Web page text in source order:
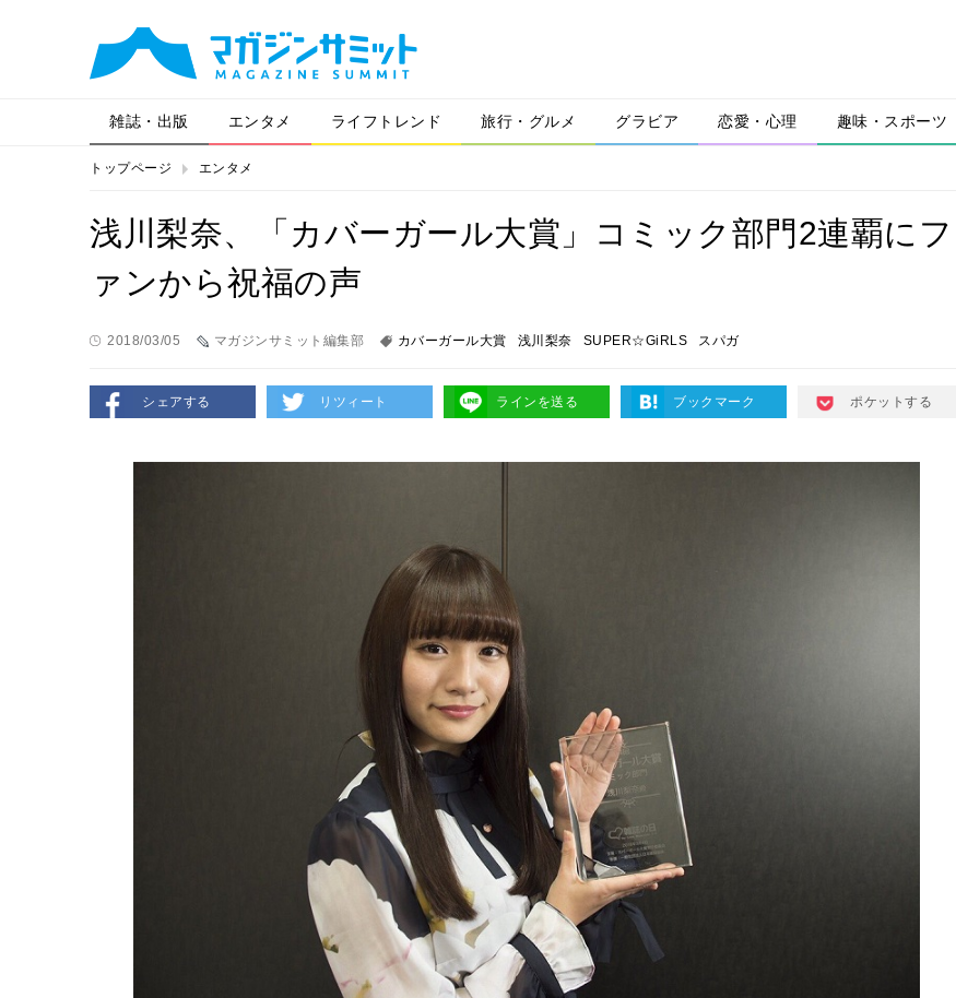
雑誌・出版 エンタメ ライフトレンド 旅行・グルメ グラビア 恋愛・心理 趣味・スポーツ
トップページ エンタメ
浅川梨奈、「カバーガール大賞」コミック部門2連覇にフ
ァンから祝福の声
2018/03/05 マガジンサミット編集部 カバーガール大賞 浅川梨奈 SUPER☆GiRLS スパガ
シェアする リツィート ラインを送る ブックマーク ポケットする